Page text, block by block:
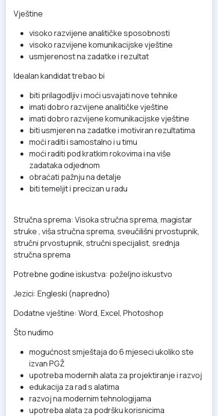
Vještine
visoko razvijene analitičke sposobnosti
visoko razvijene komunikacijske vještine
usmjerenost na zadatke i rezultat
Idealan kandidat trebao bi
biti prilagodljiv i moći usvajati nove tehnike
imati dobro razvijene analitičke vještine
imati dobro razvijene komunikacijske vještine
biti usmjeren na zadatke i motiviran rezultatima
moći raditi i samostalno i u timu
moći raditi pod kratkim rokovima i na više
zadataka odjednom
obraćati pažnju na detalje
biti temeljit i precizan u radu
Stručna sprema: Visoka stručna sprema, magistar
struke , viša stručna sprema, sveučilišni prvostupnik,
stručni prvostupnik, stručni specijalist, srednja
stručna sprema
Potrebne godine iskustva: poželjno iskustvo
Jezici: Engleski (napredno)
Dodatne vještine: Word, Excel, Photoshop
Što nudimo
mogućnost smještaja do 6 mjeseci ukoliko ste
izvan PGŽ
upotreba modernih alata za projektiranje i razvoj
edukacija za rad s alatima
razvoj na modernim tehnologijama
upotreba alata za podršku korisnicima